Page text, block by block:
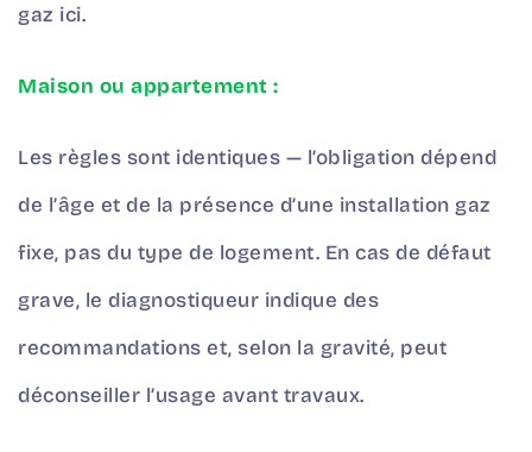
gaz ici.
Maison ou appartement :
Les règles sont identiques — l’obligation dépend
de l’âge et de la présence d’une installation gaz
fixe, pas du type de logement. En cas de défaut
grave, le diagnostiqueur indique des
recommandations et, selon la gravité, peut
déconseiller l’usage avant travaux.